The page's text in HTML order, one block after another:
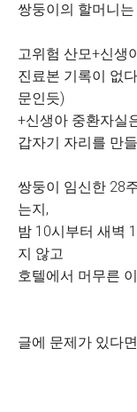
쌍둥이의 할머니
고위험 산모+신생
진료본 기록이 없
문인듯)
+신생아 중환자실
갑자기 자리를 만
쌍둥이 임신한 28
는지,
밤 10시부터 새벽
지 않고
호텔에서 머무른
글에 문제가 있다